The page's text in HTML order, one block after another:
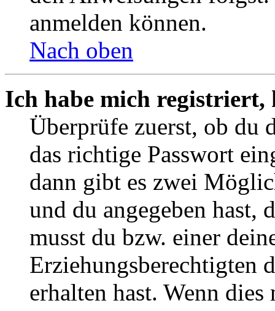
anmelden können.
Nach oben
Ich habe mich
Überprüfe zuerst, ob du
das richtige Passwort
dann gibt es zwei
und du angegeben hast,
musst du bzw. einer
Erziehungsberechtigten
erhalten hast. Wenn